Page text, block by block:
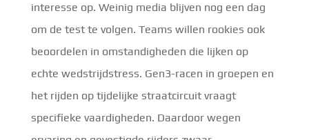
interesse op. Weinig media blijven nog een dag
om de test te volgen. Teams willen rookies ook
beoordelen in omstandigheden die lijken op
echte wedstrijdstress. Gen3-racen in groepen en
het rijden op tijdelijke straatcircuit vraagt
specifieke vaardigheden. Daardoor wegen